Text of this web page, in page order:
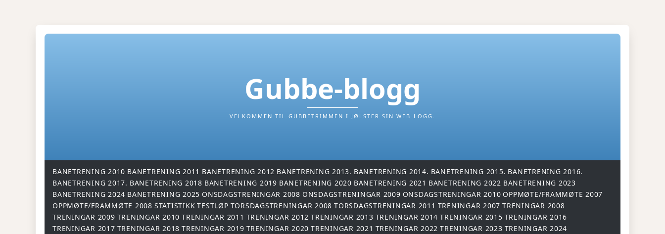
Gubbe-blogg
VELKOMMEN TIL GUBBETRIMMEN I JØLSTER SIN WEB-LOGG.
BANETRENING 2010 BANETRENING 2011 BANETRENING 2012 BANETRENING 2013. BANETRENING 2014. BANETRENING 2015. BANETRENING 2016.
BANETRENING 2017. BANETRENING 2018 BANETRENING 2019 BANETRENING 2020 BANETRENING 2021 BANETRENING 2022 BANETRENING 2023
BANETRENING 2024 BANETRENING 2025 ONSDAGSTRENINGAR 2008 ONSDAGSTRENINGAR 2009 ONSDAGSTRENINGAR 2010 OPPMØTE/FRAMMØTE 2007
OPPMØTE/FRAMMØTE 2008 STATISTIKK TESTLØP TORSDAGSTRENINGAR 2008 TORSDAGSTRENINGAR 2011 TRENINGAR 2007 TRENINGAR 2008
TRENINGAR 2009 TRENINGAR 2010 TRENINGAR 2011 TRENINGAR 2012 TRENINGAR 2013 TRENINGAR 2014 TRENINGAR 2015 TRENINGAR 2016
TRENINGAR 2017 TRENINGAR 2018 TRENINGAR 2019 TRENINGAR 2020 TRENINGAR 2021 TRENINGAR 2022 TRENINGAR 2023 TRENINGAR 2024